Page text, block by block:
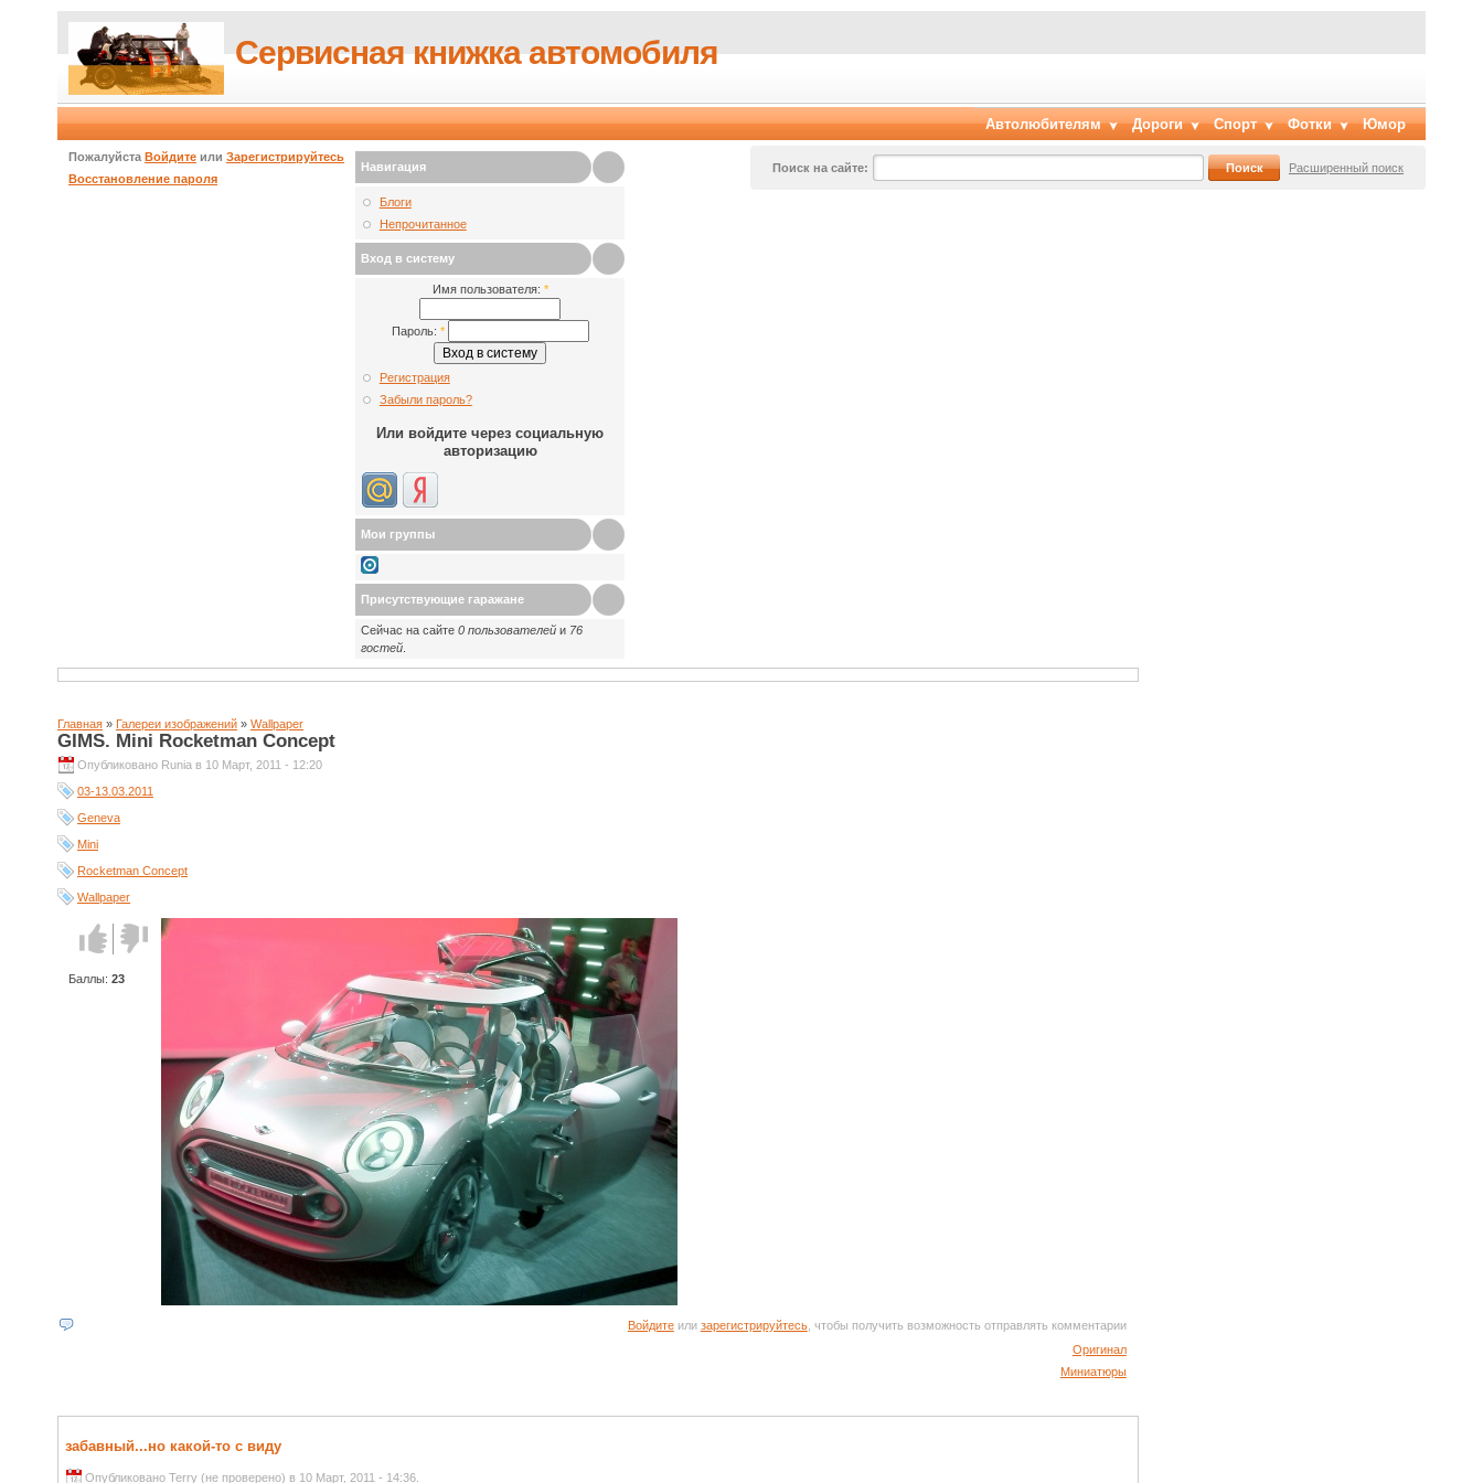
Сервисная книжка автомобиля
Автолюбителям Дороги Спорт Фотки Юмор
Пожалуйста Войдите или Зарегистрируйтесь
Восстановление пароля
Поиск на сайте: Расширенный поиск
Навигация
Блоги
Непрочитанное
Вход в систему
Имя пользователя: *
Пароль: *
Регистрация
Забыли пароль?
Или войдите через социальную
авторизацию
Мои группы
Присутствующие гаражане
Сейчас на сайте 0 пользователей и 76
гостей
Главная » Галереи изображений » Wallpaper
GIMS. Mini Rocketman Concept
Опубликовано Runia в 10 Март, 2011 - 12:20
03-13.03.2011
Geneva
Mini
Rocketman Concept
Wallpaper
Голос за!Голос
против!
Баллы: 23
Войдитеили зарегистрируйтесь, чтобы получить возможность отправлять комментарии
Оригинал
Миниатюры
забавный...но какой-то с виду
Опубликовано Terry (не проверено) в 10 Март, 2011 - 14:36.